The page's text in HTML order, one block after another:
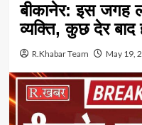
बीकानेर: इस जगह
व्यक्ति, कुछ देर बाद
R.Khabar Team May 19,